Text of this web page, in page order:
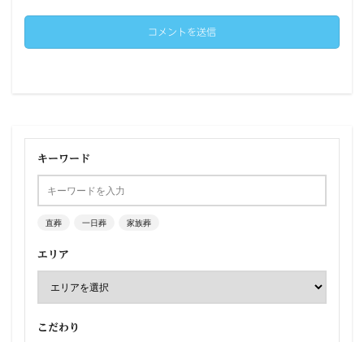
キーワード
直葬 一日葬 家族葬
エリア
こだわり